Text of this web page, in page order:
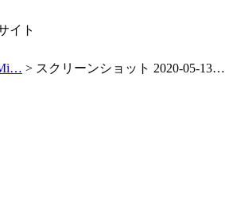
イト
> スクリーンショット 2020-05-13…